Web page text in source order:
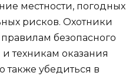
местности, погодных
рисков. Охотники
безопасного
техникам оказания
убедиться в